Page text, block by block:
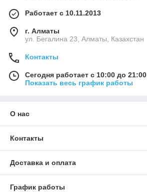
Работает с 10.11.2013
г. Алматы
ул. Бегалина 23, Алматы, Казахстан
Контакты
Сегодня работает с 10:00 до 21:00
Показать весь график работы
О нас
Контакты
Доставка и оплата
График работы